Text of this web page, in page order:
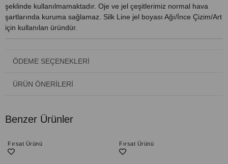
şeklinde kullanılmamaktadır. Oje ve jel çeşitlerimiz normal hava
şartlarında kuruma sağlamaz. Silk Line jel boyası Ağı/İnce Çizim/Art
için kullanılan üründür.
ÖDEME SEÇENEKLERI
ÜRÜN ÖNERILERI
Benzer Ürünler
Fırsat Ürünü Fırsat Ürünü